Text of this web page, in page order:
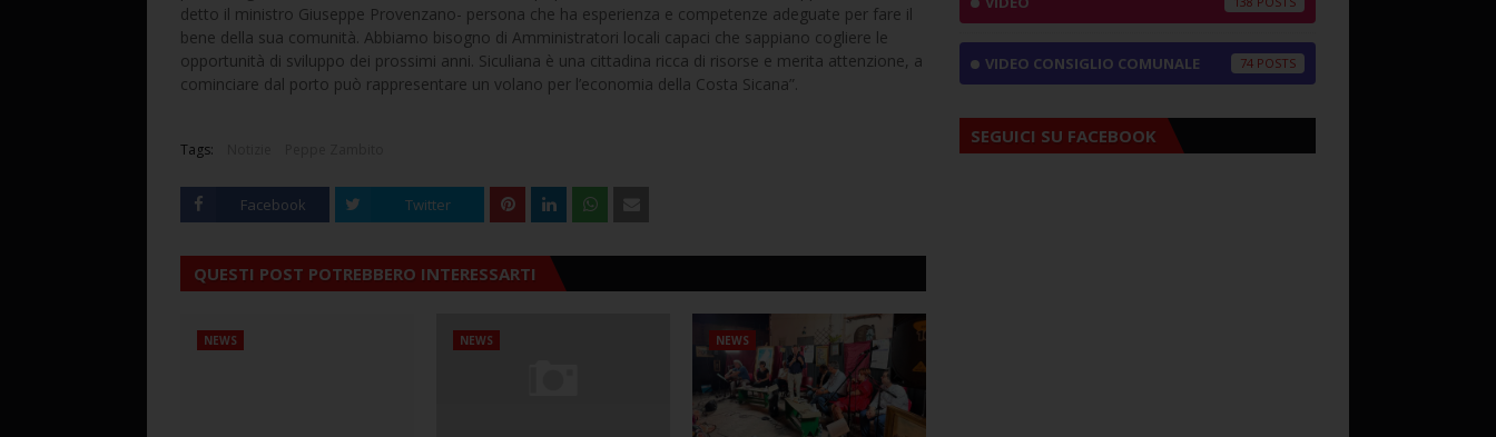
detto il ministro Giuseppe Provenzano- persona che ha esperienza e competenze adeguate per fare il
bene della sua comunità. Abbiamo bisogno di Amministratori locali capaci che sappiano cogliere le
opportunità di sviluppo dei prossimi anni. Siculiana è una cittadina ricca di risorse e merita attenzione, a
cominciare dal porto può rappresentare un volano per l’economia della Costa Sicana”.
Tags:
Facebook Twitter
QUESTI POST POTREBBERO INTERESSARTI
NEWS NEWS NEWS
VIDEO CONSIGLIO COMUNALE 74
SEGUICI SU FACEBOOK